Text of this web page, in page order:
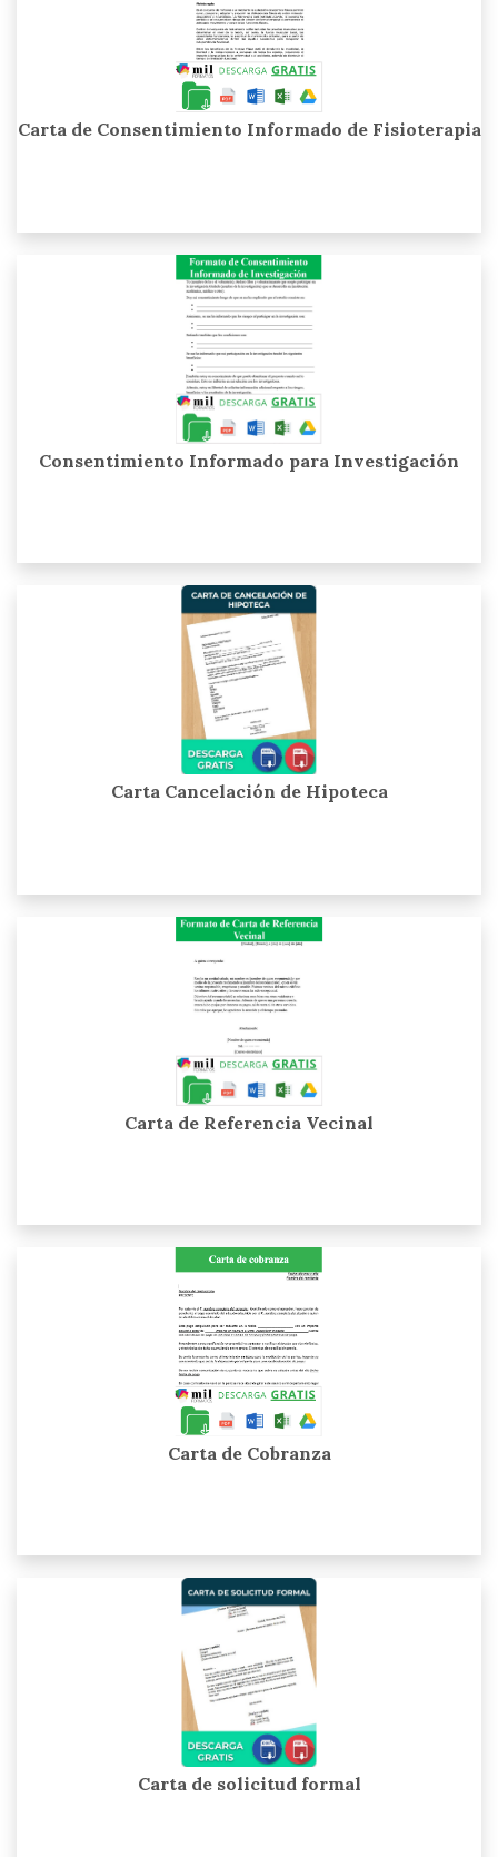
Carta de Consentimiento Informado de Fisioterapia
Consentimiento Informado para Investigación
Carta Cancelación de Hipoteca
Carta de Referencia Vecinal
Carta de Cobranza
Carta de solicitud formal